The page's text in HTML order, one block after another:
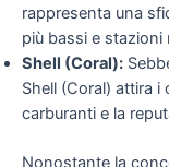
rappresenta una
più bassi e stazioni
Shell (Coral):
Shell (Coral) attira
carburanti e la
Nonostante la